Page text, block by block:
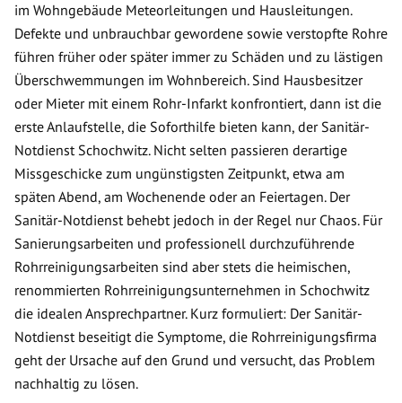
im Wohngebäude Meteorleitungen und Hausleitungen.
Defekte und unbrauchbar gewordene sowie verstopfte Rohre
führen früher oder später immer zu Schäden und zu lästigen
Überschwemmungen im Wohnbereich. Sind Hausbesitzer
oder Mieter mit einem Rohr-Infarkt konfrontiert, dann ist die
erste Anlaufstelle, die Soforthilfe bieten kann, der Sanitär-
Notdienst Schochwitz. Nicht selten passieren derartige
Missgeschicke zum ungünstigsten Zeitpunkt, etwa am
späten Abend, am Wochenende oder an Feiertagen. Der
Sanitär-Notdienst behebt jedoch in der Regel nur Chaos. Für
Sanierungsarbeiten und professionell durchzuführende
Rohrreinigungsarbeiten sind aber stets die heimischen,
renommierten Rohrreinigungsunternehmen in Schochwitz
die idealen Ansprechpartner. Kurz formuliert: Der Sanitär-
Notdienst beseitigt die Symptome, die Rohrreinigungsfirma
geht der Ursache auf den Grund und versucht, das Problem
nachhaltig zu lösen.